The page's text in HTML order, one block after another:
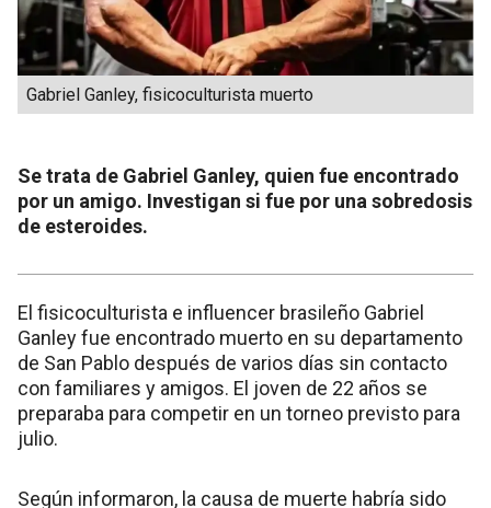
Gabriel Ganley, fisicoculturista muerto
Se trata de Gabriel Ganley, quien fue encontrado
por un amigo. Investigan si fue por una sobredosis
de esteroides.
El fisicoculturista e influencer brasileño Gabriel
Ganley fue encontrado muerto en su departamento
de San Pablo después de varios días sin contacto
con familiares y amigos. El joven de 22 años se
preparaba para competir en un torneo previsto para
julio.
Según informaron, la causa de muerte habría sido